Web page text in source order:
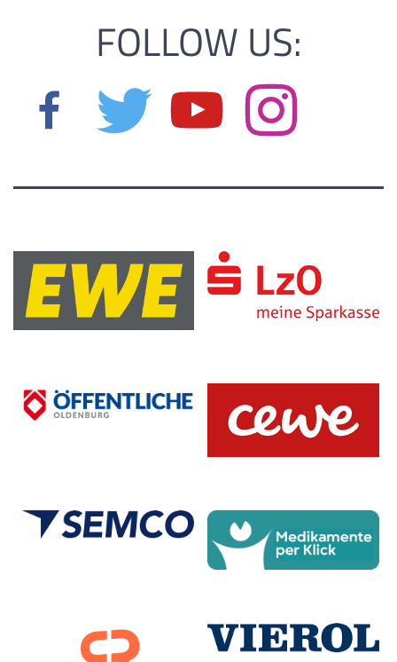
FOLLOW US: